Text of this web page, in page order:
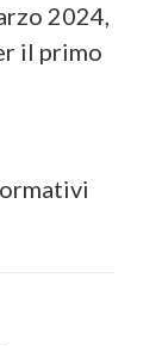
2024,
il primo